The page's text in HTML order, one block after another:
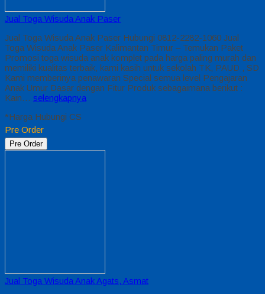
Jual Toga Wisuda Anak Paser
Jual Toga Wisuda Anak Paser Hubungi 0812-2282-1060 Jual
Toga Wisuda Anak Paser Kalimantan Timur – Temukan Paket
Promosi toga wisuda anak komplet pada harga paling murah dan
memiliki kualitas terbaik, kami kasih untuk sekolah TK, PAUD , SD
Kami memberinya penawaran Special semua level Pengajaran
Anak Umur Dasar dengan Fitur Produk sebagaimana berikut :
Kain… selengkapnya
*Harga Hubungi CS
Pre Order
Pre Order
Jual Toga Wisuda Anak Agats, Asmat